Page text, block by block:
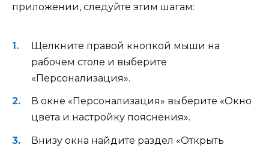
приложении, следуйте этим шагам:
Щелкните правой кнопкой мыши на
рабочем столе и выберите
«Персонализация».
В окне «Персонализация» выберите «Окно
цвета и настройку пояснения».
Внизу окна найдите раздел «Открыть